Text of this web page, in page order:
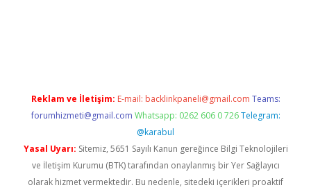
Reklam ve İletişim: E-mail: backlinkpaneli@gmail.com Teams:
forumhizmeti@gmail.com Whatsapp: 0262 606 0 726 Telegram:
@karabul
Yasal Uyarı: Sitemiz, 5651 Sayılı Kanun gereğince Bilgi Teknolojileri
ve İletişim Kurumu (BTK) tarafından onaylanmış bir Yer Sağlayıcı
olarak hizmet vermektedir. Bu nedenle, sitedeki içerikleri proaktif